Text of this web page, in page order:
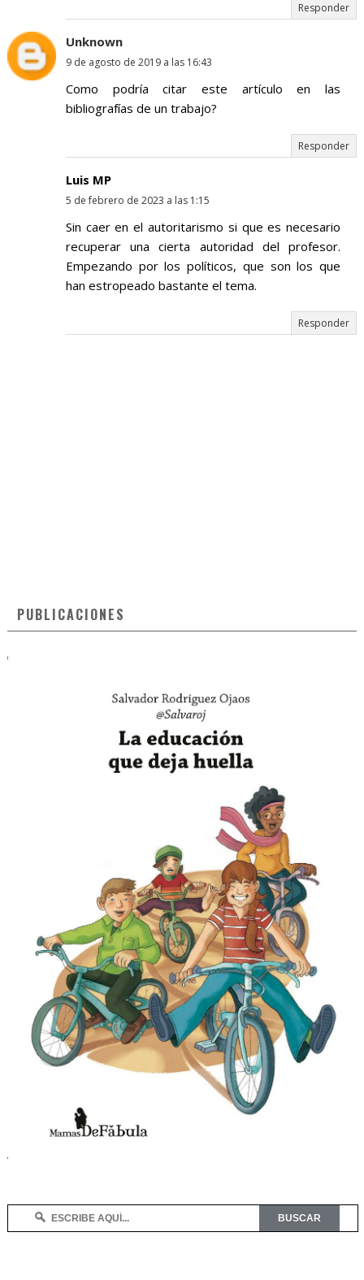
Responder
Unknown
9 de agosto de 2019 a las 16:43
Como podría citar este artículo en las
bibliografías de un trabajo?
Responder
Luis MP
5 de febrero de 2023 a las 1:15
Sin caer en el autoritarismo si que es necesario
recuperar una cierta autoridad del profesor.
Empezando por los políticos, que son los que
han estropeado bastante el tema.
Responder
PUBLICACIONES